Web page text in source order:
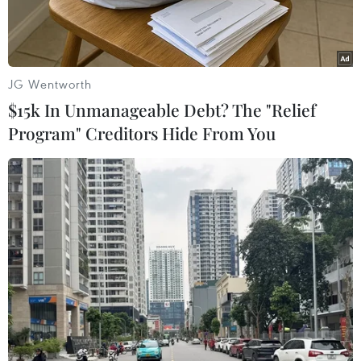
Vietcombank Green Bus khởi hành chạy thử từ ngày
02/6/2025 tại Trụ sở chính Vietcombank - 198 Trần Quang
Khải, Hoàn Kiếm, Hà Nội. (Ảnh: Vietnam+)
Ngày 12/6/2025, tại Trụ sở chính Vietcombank
đã diễn ra lễ khai trương tuyến xe nội bộ
JG Wentworth
$15k In Unmanageable Debt? The "Relief
Program" Creditors Hide From You